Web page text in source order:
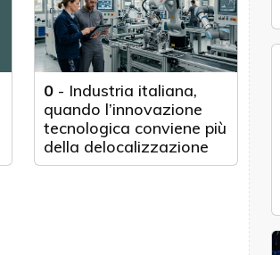
0 - Industria italiana,
quando l’innovazione
tecnologica conviene più
della delocalizzazione